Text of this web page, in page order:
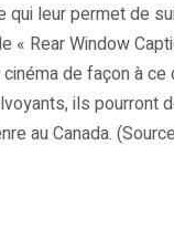
leur permet de
« Rear Window
de façon à ce
ils pourront
au Canada.